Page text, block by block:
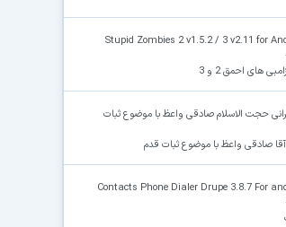
Stupid Zombies 2 v1.5.2 / 3 v2.11 for
های احمق 2 و 3
حجت الاسلام صادقی واعظ با موضوع ثبات
صادقی واعظ با موضوع ثبات قدم
Contacts Phone Dialer Drupe 3.8.7 For